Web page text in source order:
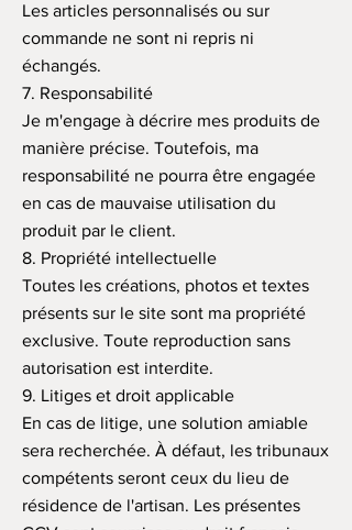
Les articles personnalisés ou sur
commande ne sont ni repris ni
échangés.
7. Responsabilité
Je m'engage à décrire mes produits de
manière précise. Toutefois, ma
responsabilité ne pourra être engagée
en cas de mauvaise utilisation du
produit par le client.
8. Propriété intellectuelle
Toutes les créations, photos et textes
présents sur le site sont ma propriété
exclusive. Toute reproduction sans
autorisation est interdite.
9. Litiges et droit applicable
En cas de litige, une solution amiable
sera recherchée. À défaut, les tribunaux
compétents seront ceux du lieu de
résidence de l'artisan. Les présentes